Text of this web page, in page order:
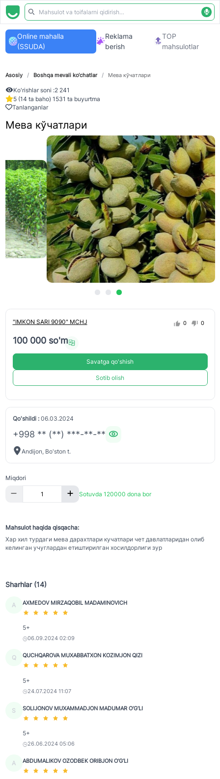
Online mahalla
(SSUDA)
Reklama
berish
TOP
mahsulotlar
Asosiy / Boshqa mevali ko‘chatlar / Мева кўчатлари
Ko'rishlar soni :2 241
5 (14 ta baho) 1531 ta buyurtma
Tanlanganlar
Мева кўчатлари
"IMKON SARI 9090" MCHJ 0 0
100 000 so'm
Savatga qo'shish
Sotib olish
Qo'shildi :06.03.2024
+998 ** (**) ***-**-**
Andijon, Bo'ston t.
Miqdori
Sotuvda 120000 dona bor
Mahsulot haqida qisqacha:
Хар хил турдаги мева дарахтлари кучатлари чет давлатларидан олиб
келинган учуглардан етиштирилган хосилдорлиги зур
Sharhlar (14)
A AXMEDOV MIRZAQOBIL MADAMINOVICH
5+
06.09.2024 02:09
Q QUCHQAROVA MUXABBATXON KOZIMJON QIZI
5+
24.07.2024 11:07
S SOLIJONOV MUXAMMADJON MADUMAR O‘G‘LI
5+
26.06.2024 05:06
A ABDUMALIKOV OZODBEK ORIBJON O‘G‘LI